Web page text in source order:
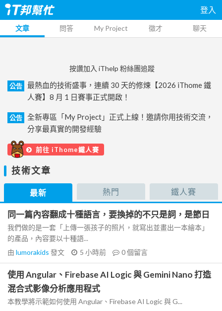
登入
文章 問答 My Project 徵才 聊天
按讚加入 iThelp 粉絲團追蹤
公告
最熱血的技術盛事，連續 30 天的修煉【2026 iThome 鐵
人賽】8 月 1 日賽事正式開啟！
公告
全新專區「My Project」正式上線！邀請你用技術交流，
分享最真實的開發經驗
前往 iThome鐵人賽
技術文章
最新 熱門 鐵人賽
同一篇內容翻成十種語言，要換掉的不只是詞，是節日
我們做的是一套「上傳一張孩子的照片，就寫出並畫出一本繪本」
的產品，內容要以十種語...
由 lumorakids 發文 5 小時前 0個留言
使用 Angular、Firebase AI Logic 與 Gemini Nano 打造
混合式影像分析應用程式
本教學將示範如何使用 Angular、Firebase AI Logic 與 G...